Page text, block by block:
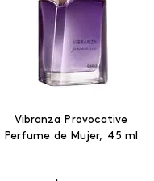
Vibranza Provocative
Perfume de Mujer, 45 ml